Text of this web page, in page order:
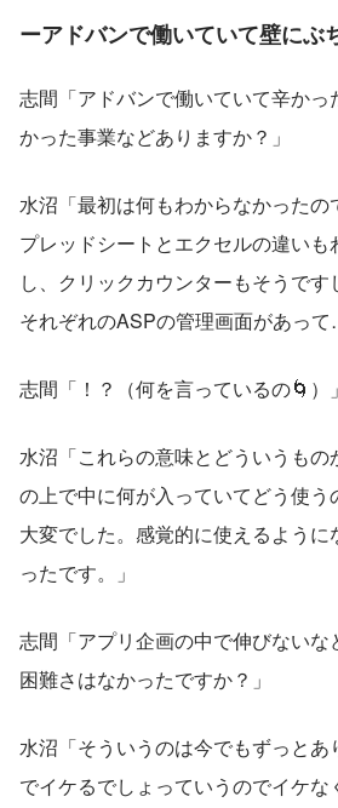
ーアドバンで働いていて壁にぶ
志間「アドバンで働いていて辛かっ
かった事業などありますか？」
水沼「最初は何もわからなかったの
プレッドシートとエクセルの違いも
し、クリックカウンターもそうです
それぞれのASPの管理画面があって
志間「！？（何を言っているの🌀）」
水沼「これらの意味とどういうもの
の上で中に何が入っていてどう使
大変でした。感覚的に使えるよう
ったです。」
志間「アプリ企画の中で伸びない
困難さはなかったですか？」
水沼「そういうのは今でもずっと
でイケるでしょっていうのでイケ